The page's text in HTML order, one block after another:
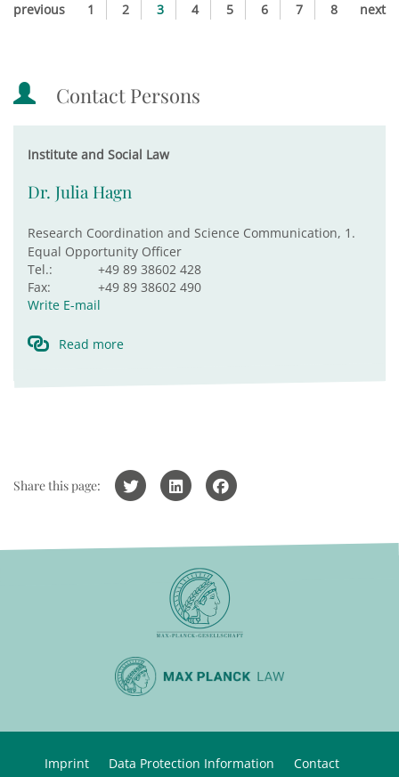
previous 1 2 3 4 5 6 7 8 next
Contact Persons
Institute and Social Law
Dr. Julia Hagn
Research Coordination and Science Communication, 1.
Equal Opportunity Officer
Tel.:
+49 89 38602 428
Fax:
+49 89 38602 490
Write E-mail
Read more
Share this page:
Imprint Data Protection Information Contact